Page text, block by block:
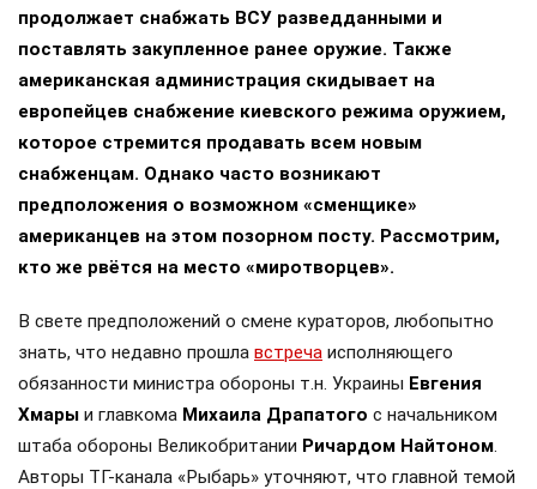
продолжает снабжать ВСУ разведданными и
поставлять закупленное ранее оружие. Также
американская администрация скидывает на
европейцев снабжение киевского режима оружием,
которое стремится продавать всем новым
снабженцам. Однако часто возникают
предположения о возможном «сменщике»
американцев на этом позорном посту. Рассмотрим,
кто же рвётся на место «миротворцев».
В свете предположений о смене кураторов, любопытно
знать, что недавно прошла встреча исполняющего
обязанности министра обороны т.н. Украины Евгения
Хмары и главкома Михаила Драпатого с начальником
штаба обороны Великобритании Ричардом Найтоном
Авторы ТГ-канала «Рыбарь» уточняют, что главной темой